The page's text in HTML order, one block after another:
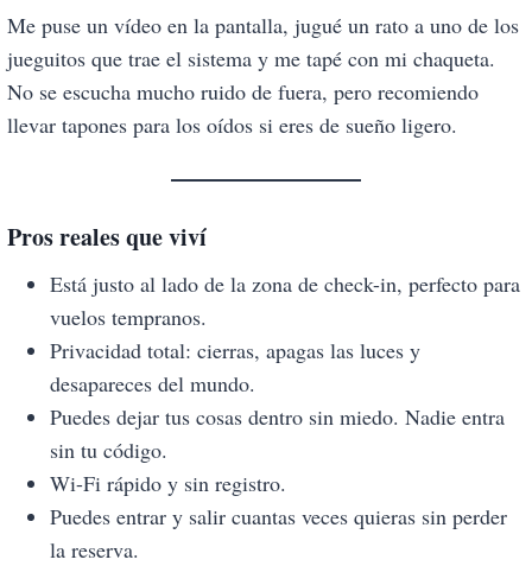
Me puse un vídeo en la pantalla, jugué un rato a uno de los
jueguitos que trae el sistema y me tapé con mi chaqueta.
No se escucha mucho ruido de fuera, pero recomiendo
llevar tapones para los oídos si eres de sueño ligero.
Pros reales que viví
Está justo al lado de la zona de check-in, perfecto para
vuelos tempranos.
Privacidad total: cierras, apagas las luces y
desapareces del mundo.
Puedes dejar tus cosas dentro sin miedo. Nadie entra
sin tu código.
Wi-Fi rápido y sin registro.
Puedes entrar y salir cuantas veces quieras sin perder
la reserva.